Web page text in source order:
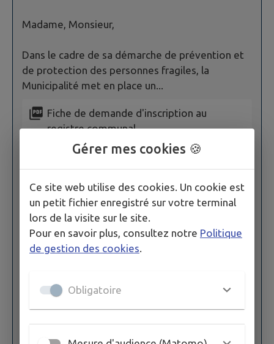
Madame, Monsieur,
Dans le cadre de sa démarche de prévention et
de protection des personnes fragiles, la
Municipalité met en place un...
Fiche de demande d'inscription au
registre communal
VISIONNER
Fiche de demande de rectification au
registre des personnes vulnérables
Gérer mes cookies 🍪
Ce site web utilise des cookies. Un cookie est
un petit fichier enregistré sur votre terminal
lors de la visite sur le site.
Pour en savoir plus, consultez notre Politique
de gestion des cookies
Obligatoire